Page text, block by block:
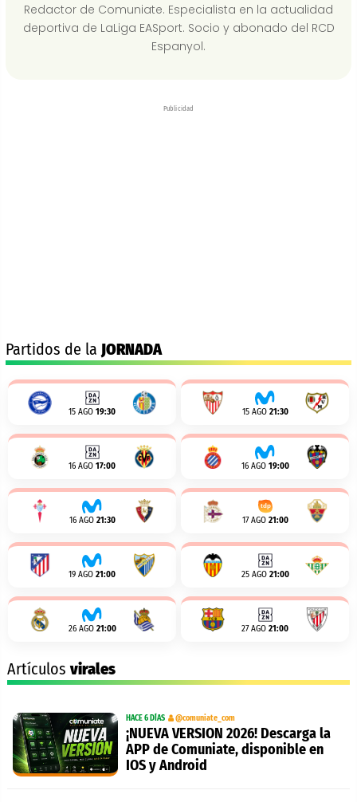
Redactor de Comuniate. Especialista en la actualidad
deportiva de LaLiga EASport. Socio y abonado del RCD
Espanyol.
Publicidad
Partidos de la JORNADA
15 AGO 19:30 15 AGO 21:30
16 AGO 17:00 16 AGO 19:00
16 AGO 21:30 17 AGO 21:00
19 AGO 21:00 25 AGO 21:00
26 AGO 21:00 27 AGO 21:00
Artículosvirales
HACE 6 DÍAS @comuniate_com
¡NUEVA VERSION 2026! Descarga la
APP de Comuniate, disponible en
IOS y Android